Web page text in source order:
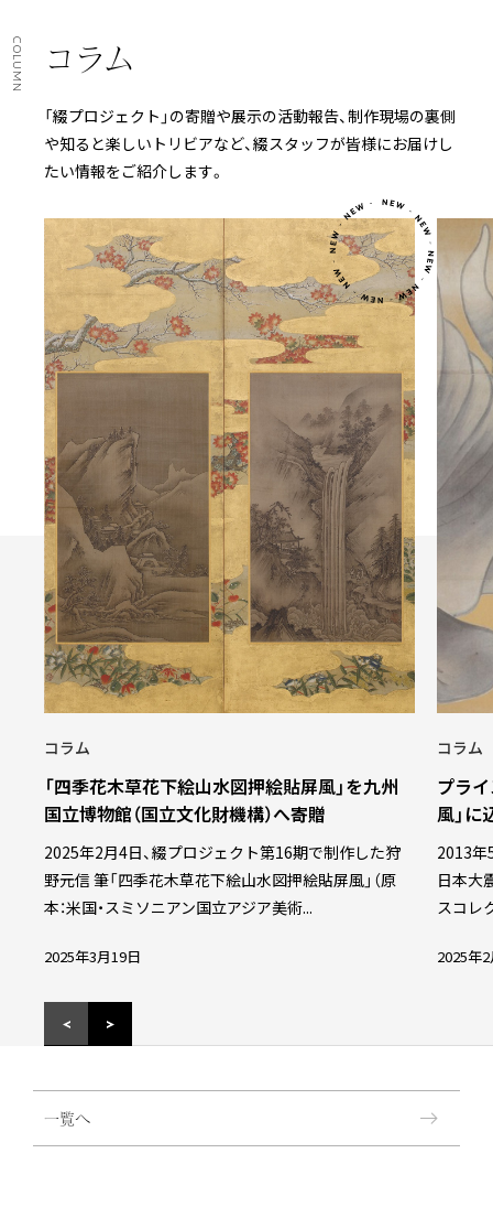
COLUMN コラム
「綴プロジェクト」の寄贈や展示の活動報告、制作現場の裏側
や知ると楽しいトリビアなど、綴スタッフが皆様にお届けし
たい情報をご紹介します。
コラム
「四季花木草花下絵山水図押絵貼屏風」を九州
国立博物館（国立文化財機構）へ寄贈
2025年2月4日、綴プロジェクト第16期で制作した狩
野元信 筆「四季花木草花下絵山水図押絵貼屏風」（原
本：米国・スミソニアン国立アジア美術...
2025年3月19日
コラム
プラ
風」に
2013年
日本大
スコレ
2025年
一覧へ